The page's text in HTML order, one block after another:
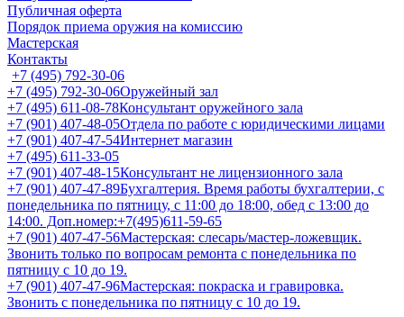
Публичная оферта
Порядок приема оружия на комиссию
Мастерская
Контакты
+7 (495) 792-30-06
+7 (495) 792-30-06Оружейный зал
+7 (495) 611-08-78Консультант оружейного зала
+7 (901) 407-48-05Отдела по работе с юридическими лицами
+7 (901) 407-47-54Интернет магазин
+7 (495) 611-33-05
+7 (901) 407-48-15Консультант не лицензионного зала
+7 (901) 407-47-89Бухгалтерия. Время работы бухгалтерии, с
понедельника по пятницу, с 11:00 до 18:00, обед с 13:00 до
14:00. Доп.номер:+7(495)611-59-65
+7 (901) 407-47-56Мастерская: слесарь/мастер-ложевщик.
Звонить только по вопросам ремонта с понедельника по
пятницу с 10 до 19.
+7 (901) 407-47-96Мастерская: покраска и гравировка.
Звонить с понедельника по пятницу с 10 до 19.